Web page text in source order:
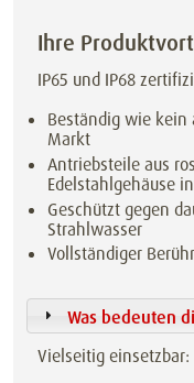
Ihre
IP65 und IP68
Beständig wie kein
Markt
Antriebsteile aus
Edelstahlgehäuse
Geschützt gegen
Strahlwasser
Vollständiger
Was bedeuten
Vielseitig einsetzbar: